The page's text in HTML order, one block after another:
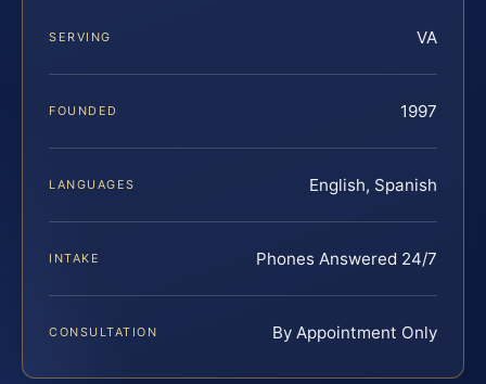
SERVING VA
FOUNDED 1997
LANGUAGES English, Spanish
INTAKE Phones Answered 24/7
CONSULTATION By Appointment Only